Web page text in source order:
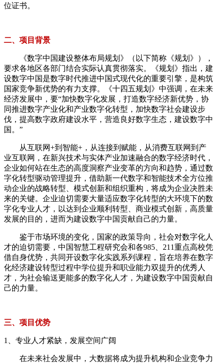
位证书。
二、项目背景
《数字中国建设整体布局规划》（以下简称《规划》），
要求各地区各部门结合实际认真贯彻落实。《规划》指出，建
设数字中国是数字时代推进中国式现代化的重要引擎，是构筑
国家竞争新优势的有力支撑。《十四五规划》中强调，在未来
经济发展中，要“加快数字化发展，打造数字经济新优势，协
同推进数字产业化和产业数字化转型，加快数字社会建设步
伐，提高数字政府建设水平，营造良好数字生态，建设数字中
国。”
从互联网+到智能+，从连接到赋能，从消费互联网到产
业互联网，在新兴技术与实体产业加速融合的数字经济时代，
企业如何站在生态的高度洞察产业变革的方向和趋势，通过数
字化转型驱动管理提升，借助新一代数字和智能技术全方位推
动企业的战略转型、模式创新和组织重构，将成为企业决胜未
来的关键。企业迫切需要大量适应数字化转型的大环境下的数
字化专业人才，以达到企业顺利转型、商业模式创新，高质量
发展的目的，进而为建设数字中国贡献自己的力量。
鉴于市场环境的变化，国家的政策导向，社会对数字化人
才的迫切需要，中国智慧工程研究会和各985、211重点高校凭
借自身优势，共同开设数字化实践系列课程，旨在培养在数字
化经济建设转型过程中学位提升和职业能力双提升的优秀人
才，为社会输送更能多的数字化人才，为建设数字中国贡献自
己的力量。
三、项目优势
1、专业人才紧缺，发展空间广阔
在未来社会发展中，大数据将成为提升机构和企业竞争力